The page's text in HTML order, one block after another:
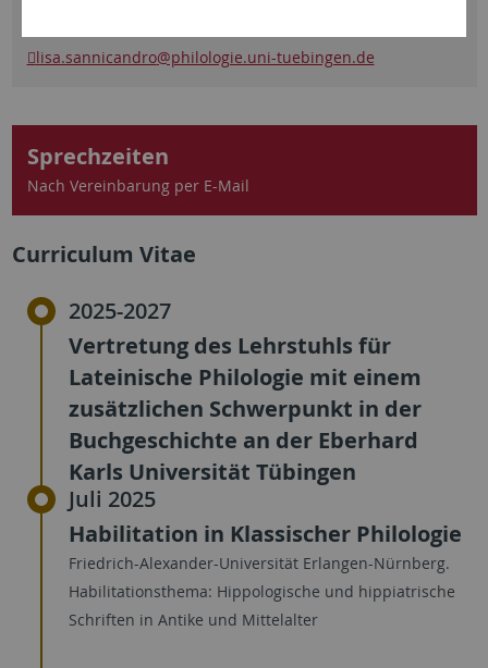
lisa.sannicandro@philologie.uni-tuebingen.de
Sprechzeiten
Nach Vereinbarung per E-Mail
Curriculum Vitae
2025-2027
Vertretung des Lehrstuhls für
Lateinische Philologie mit einem
zusätzlichen Schwerpunkt in der
Buchgeschichte an der Eberhard
Karls Universität Tübingen
Juli 2025
Habilitation in Klassischer Philologie
Friedrich-Alexander-Universität Erlangen-Nürnberg.
Habilitationsthema: Hippologische und hippiatrische
Schriften in Antike und Mittelalter